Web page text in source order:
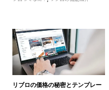
リブロの価格の秘密とテンプレー